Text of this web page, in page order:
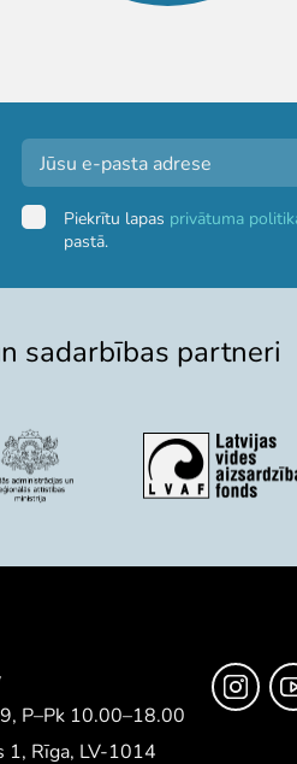
Piekrītu lapas privātuma
pastā.
sadarbības partneri
, P–Pk 10.00–18.00
1, Rīga, LV-1014